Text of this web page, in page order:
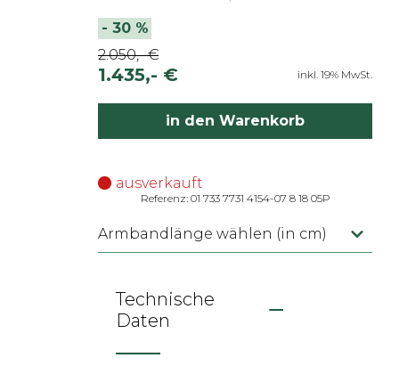
1.435,- €
- 30 %
2.050,- €
inkl. 19% MwSt.
in den Warenkorb
ausverkauft
Referenz: 01 733 7731 4154-07 8 18 05P
Armbandlänge wählen (in cm)
Technische
Daten